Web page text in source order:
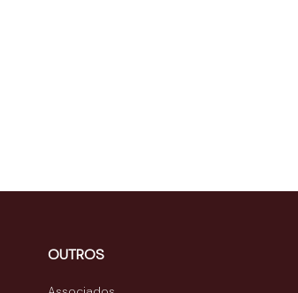
OUTROS